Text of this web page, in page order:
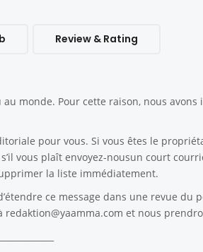
Review & Rating
monde. Pour cette raison, nous avons
pour vous. Si vous êtes le
vous plaît envoyez-nousun court
la liste immédiatement.
ce message dans une revue du
redaktion@yaamma.com et nous